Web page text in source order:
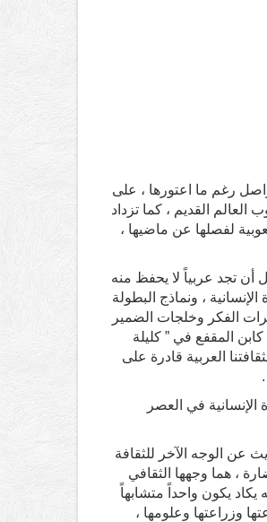
رغم ما اعتورها ، على
القديم ، كما تزداد
لفصلها عن ماضيها ،
أن تجد عربياً لا يحفظ منه
، ونماذج البطولة
الفكر وخلجات الضمير
المقفع في ” كليلة
العربية قادرة على
في العصر
عن الوجه الآخر للثقافة
، هما وجهها الثقافي
يكاد يكون واحداً متشابهاً
وزراعتها وعلومها ،